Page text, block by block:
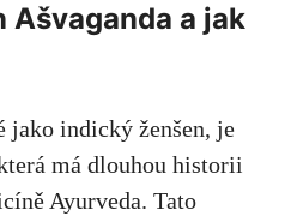
Ašvaganda‍ a jak
jako indický ženšen, je
má dlouhou historii
Ayurveda. Tato